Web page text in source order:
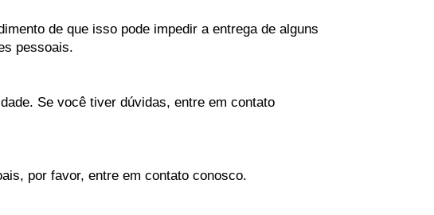
de que isso pode impedir a entrega de alguns
pessoais.
Se você tiver dúvidas, entre em contato
por favor, entre em contato conosco.